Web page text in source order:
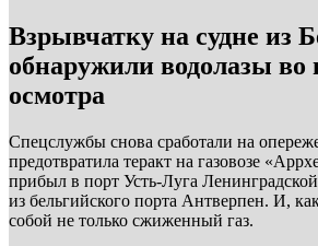
Взрывчатку на судне из
обнаружили водолазы во
осмотра
Спецслужбы снова сработали на
предотвратила теракт на газовозе
прибыл в порт Усть-Луга
из бельгийского порта Антверпен. И,
собой не только сжиженный газ.